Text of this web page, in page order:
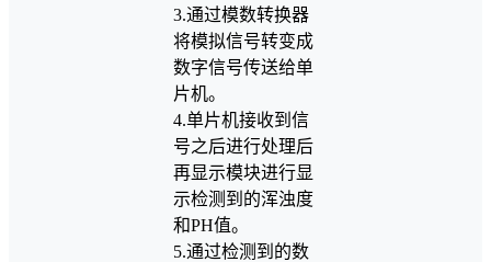
3.通过模数转换器
将模拟信号转变成
数字信号传送给单
片机。
4.单片机接收到信
号之后进行处理后
再显示模块进行显
示检测到的浑浊度
和PH值。
5.通过检测到的数